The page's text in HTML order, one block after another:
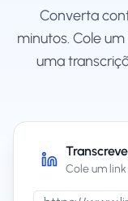
Converta
minutos. Cole
uma
Cole um